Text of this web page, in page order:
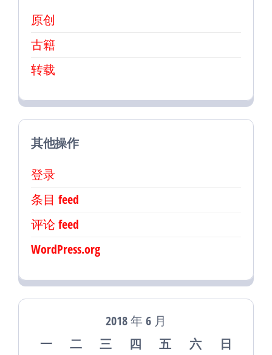
原创
古籍
转载
其他操作
登录
条目 feed
评论 feed
WordPress.org
2018 年 6 月
一
二 三 四 五 六 日